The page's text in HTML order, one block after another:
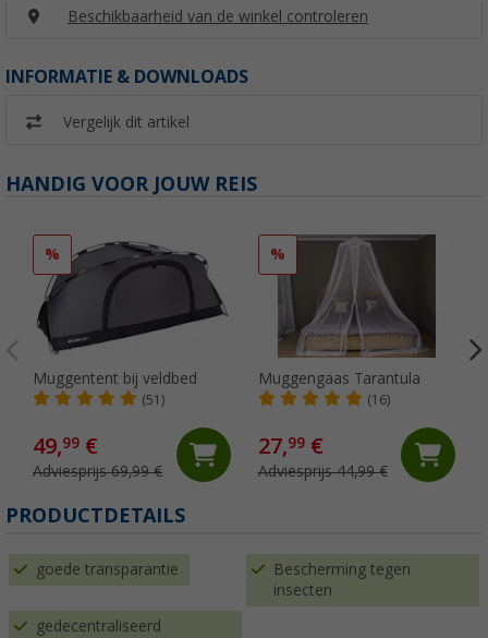
Beschikbaarheid van de winkel controleren
INFORMATIE & DOWNLOADS
Vergelijk dit artikel
HANDIG VOOR JOUW REIS
%
Muggentent bij veldbed
(51)
49,99 €
Adviesprijs 69,99 €
%
Muggengaas Tarantula
(16)
27,99€
Adviesprijs 44,99 €
PRODUCTDETAILS
goede transparantie
Bescherming tegen
insecten
gedecentraliseerd